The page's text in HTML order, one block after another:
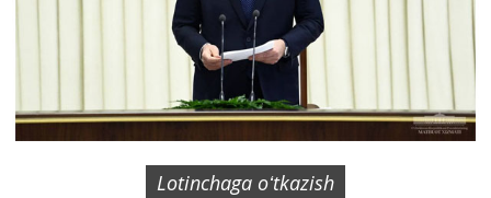
Lotinchaga oʻtkazish